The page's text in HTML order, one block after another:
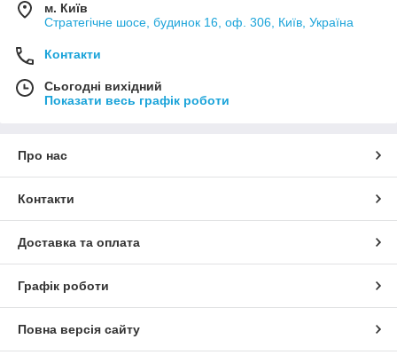
м. Київ
Стратегічне шосе, будинок 16, оф. 306, Київ, Україна
Контакти
Сьогодні вихідний
Показати весь графік роботи
Про нас
Контакти
Доставка та оплата
Графік роботи
Повна версія сайту